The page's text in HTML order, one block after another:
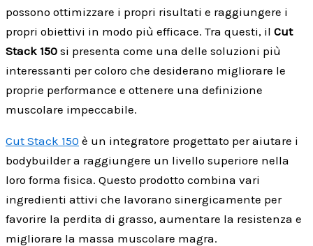
possono ottimizzare i propri risultati e raggiungere i
propri obiettivi in modo più efficace. Tra questi, il Cut
Stack 150 si presenta come una delle soluzioni più
interessanti per coloro che desiderano migliorare le
proprie performance e ottenere una definizione
muscolare impeccabile.
Cut Stack 150 è un integratore progettato per aiutare i
bodybuilder a raggiungere un livello superiore nella
loro forma fisica. Questo prodotto combina vari
ingredienti attivi che lavorano sinergicamente per
favorire la perdita di grasso, aumentare la resistenza e
migliorare la massa muscolare magra.